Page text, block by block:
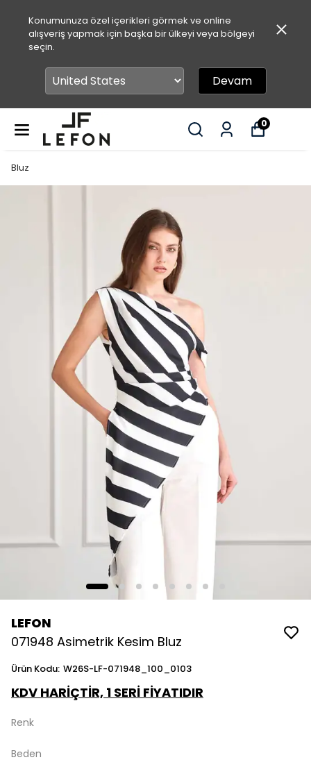
Konumunuza özel içerikleri görmek ve online
alışveriş yapmak için başka bir ülkeyi veya bölgeyi
seçin.
Devam
0
Bluz
LEFON
071948 Asimetrik Kesim Bluz
Ürün Kodu: W26S-LF-071948_100_0103
KDV HARİÇTİR, 1 SERİ FİYATIDIR
Renk
Beden